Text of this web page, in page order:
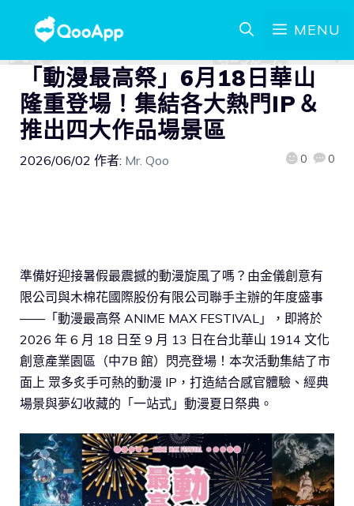
MENU
「動漫最高祭」6月18日華山
隆重登場！集結各大熱門IP＆
推出四大作品場景區
2026/06/02 作者: Mr. Qoo 0 0
準備好迎接暑假最震撼的動漫旋風了嗎？由金儀創意有
限公司與木棉花國際股份有限公司聯手主辦的年度盛事
——「動漫最高祭 ANIME MAX FESTIVAL」，即將於
2026 年 6 月 18 日至 9 月 13 日在台北華山 1914 文化
創意產業園區（中7B 館）閃亮登場！本次活動集結了市
面上 眾多炙手可熱的動漫 IP，打造結合感官體驗、經典
場景與夢幻收藏的「一站式」動漫夏日祭典。